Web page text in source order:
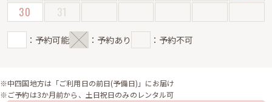
30
31
：予約可能 ：予約あり ：予約不可
※中四国地方は「ご利用日の前日(予備日)」にお届け
※ご予約は3か月前から、土日祝日のみのレンタル可